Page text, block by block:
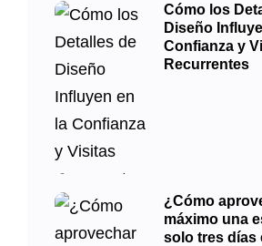
Cómo los
Diseño
Confianza y
Recurrentes
¿Cómo
máximo una
solo tres días